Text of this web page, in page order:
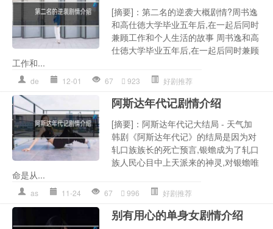
[摘要]：第二名的逆袭大概剧情?周书逸
和高仕徳大学毕业五年后,在一起后同时
兼顾工作和个人生活的故事 周书逸和高
仕徳大学毕业五年后,在一起后同时兼顾
工作和...
de 12-01 67 923 好剧推荐
阿斯达年代记剧情介绍
[摘要]：阿斯达年代记大结局 - 天气加
韩剧《阿斯达年代记》的结局是因为对
轧口族族长的死亡预言,银蟾成为了轧口
族人民心目中上天派来的神灵,对银蟾唯
命是从...
as 11-24 67 996 好剧推荐
别有用心的单身女剧情介绍